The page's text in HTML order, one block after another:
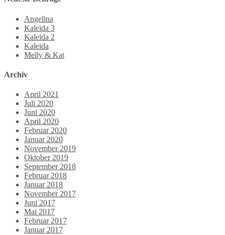
Angelina
Kaleida 3
Kaleida 2
Kaleida
Melly & Kat
Archiv
April 2021
Juli 2020
Juni 2020
April 2020
Februar 2020
Januar 2020
November 2019
Oktober 2019
September 2018
Februar 2018
Januar 2018
November 2017
Juni 2017
Mai 2017
Februar 2017
Januar 2017